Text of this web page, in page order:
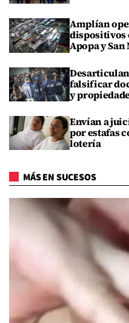
Amplían
dispositivos
Apopa y
falsificar
y
Envían a
por estafas
lotería
MÁS EN SUCESOS